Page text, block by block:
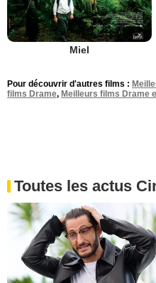
Miel
Pour découvrir d'autres films :
films Drame, Meilleurs films Drame
Toutes les actus